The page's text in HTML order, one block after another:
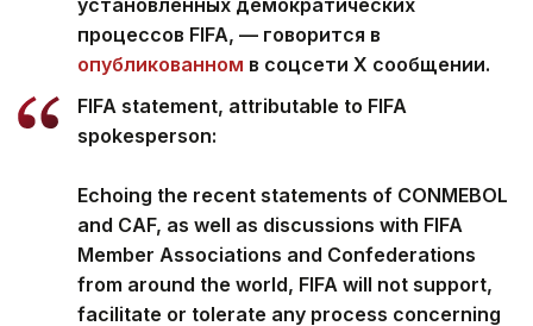
установленных демократических
процессов FIFA, — говорится в
опубликованном в соцсети Х сообщении.
FIFA statement, attributable to FIFA
spokesperson:
Echoing the recent statements of CONMEBOL
and CAF, as well as discussions with FIFA
Member Associations and Confederations
from around the world, FIFA will not support,
facilitate or tolerate any process concerning